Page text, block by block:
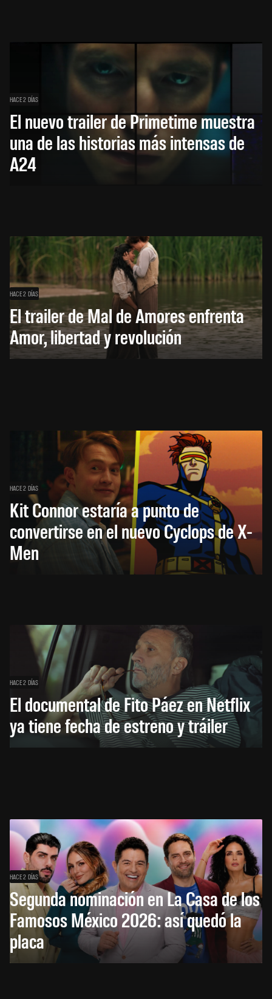
HACE 2 DÍAS
El nuevo trailer de Primetime muestra
una de las historias más intensas de
A24
HACE 2 DÍAS
El trailer de Mal de Amores enfrenta
Amor, libertad y revolución
HACE 2 DÍAS
Kit Connor estaría a punto de
convertirse en el nuevo Cyclops de X-
Men
HACE 2 DÍAS
El documental de Fito Páez en Netflix
ya tiene fecha de estreno y tráiler
HACE 2 DÍAS
Segunda nominación en La Casa de los
Famosos México 2026: así quedó la
placa